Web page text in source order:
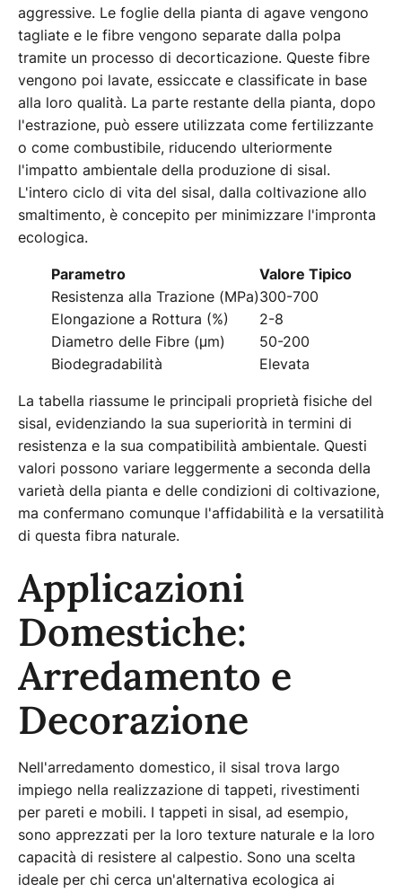
aggressive. Le foglie della pianta di agave vengono
tagliate e le fibre vengono separate dalla polpa
tramite un processo di decorticazione. Queste fibre
vengono poi lavate, essiccate e classificate in base
alla loro qualità. La parte restante della pianta, dopo
l'estrazione, può essere utilizzata come fertilizzante
o come combustibile, riducendo ulteriormente
l'impatto ambientale della produzione di sisal.
L'intero ciclo di vita del sisal, dalla coltivazione allo
smaltimento, è concepito per minimizzare l'impronta
ecologica.
Parametro
Valore Tipico
Resistenza alla Trazione (MPa)300-700
Elongazione a Rottura (%)
2-8
Diametro delle Fibre (μm)
50-200
Biodegradabilità
Elevata
La tabella riassume le principali proprietà fisiche del
sisal, evidenziando la sua superiorità in termini di
resistenza e la sua compatibilità ambientale. Questi
valori possono variare leggermente a seconda della
varietà della pianta e delle condizioni di coltivazione,
ma confermano comunque l'affidabilità e la versatilità
di questa fibra naturale.
Applicazioni
Domestiche:
Arredamento e
Decorazione
Nell'arredamento domestico, il sisal trova largo
impiego nella realizzazione di tappeti, rivestimenti
per pareti e mobili. I tappeti in sisal, ad esempio,
sono apprezzati per la loro texture naturale e la loro
capacità di resistere al calpestio. Sono una scelta
ideale per chi cerca un'alternativa ecologica ai